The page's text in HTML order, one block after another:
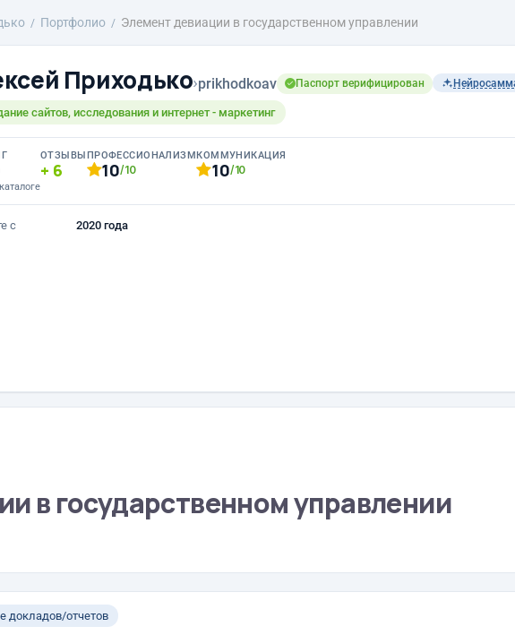
Портфолио Элемент девиации в государственном управлении
Приходько›prikhodkoav Паспорт верифицирован
сайтов, исследования и интернет - маркетинг
ОТЗЫВЫ
6
ПРОФЕССИОНАЛИЗМ
10/10
КОММУНИКАЦИЯ
10/10
с 2020 года
в государственном управлении
докладов/отчетов